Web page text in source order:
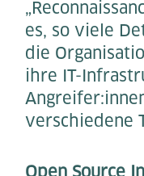
es, so viele
die
ihre IT-
verschiedene